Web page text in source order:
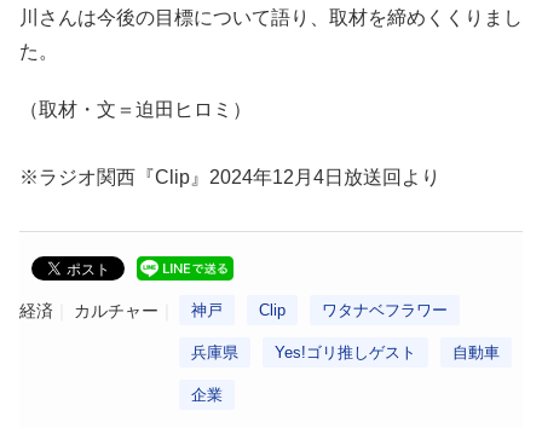
川さんは今後の目標について語り、取材を締めくくりまし
た。
（取材・文＝迫田ヒロミ）
※ラジオ関西『Clip』2024年12月4日放送回より
経済 カルチャー 神戸 Clip ワタナベフラワー
兵庫県 Yes!ゴリ推しゲスト 自動車
企業